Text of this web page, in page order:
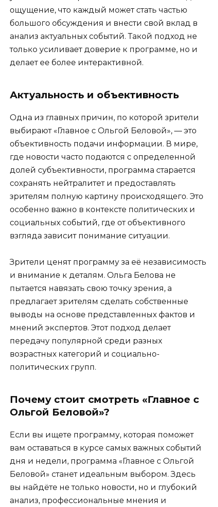
ощущение, что каждый может стать частью
большого обсуждения и внести свой вклад в
анализ актуальных событий. Такой подход не
только усиливает доверие к программе, но и
делает ее более интерактивной.
Актуальность и объективность
Одна из главных причин, по которой зрители
выбирают «Главное с Ольгой Беловой», — это
объективность подачи информации. В мире,
где новости часто подаются с определенной
долей субъективности, программа старается
сохранять нейтралитет и предоставлять
зрителям полную картину происходящего. Это
особенно важно в контексте политических и
социальных событий, где от объективного
взгляда зависит понимание ситуации.
Зрители ценят программу за её независимость
и внимание к деталям. Ольга Белова не
пытается навязать свою точку зрения, а
предлагает зрителям сделать собственные
выводы на основе представленных фактов и
мнений экспертов. Этот подход делает
передачу популярной среди разных
возрастных категорий и социально-
политических групп.
Почему стоит смотреть «Главное с
Ольгой Беловой»?
Если вы ищете программу, которая поможет
вам оставаться в курсе самых важных событий
дня и недели, программа «Главное с Ольгой
Беловой» станет идеальным выбором. Здесь
вы найдёте не только новости, но и глубокий
анализ, профессиональные мнения и